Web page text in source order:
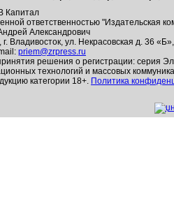
Капитал
ответственностью "Издательская
Александрович
Владивосток, ул. Некрасовская д. 36
priem@zrpress.ru
решения о регистрации: серия
технологий и массовых
категории 18+. Политика